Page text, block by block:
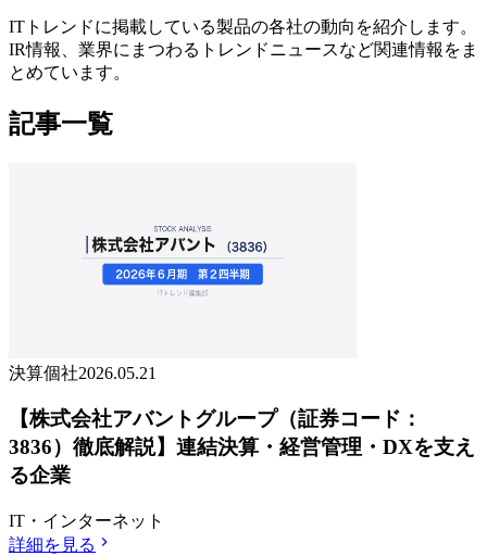
ITトレンドに掲載している製品の各社の動向を紹介します。
IR情報、業界にまつわるトレンドニュースなど関連情報をま
とめています。
記事一覧
決算個社2026.05.21
【株式会社アバントグループ（証券コード：
3836）徹底解説】連結決算・経営管理・DXを支え
る企業
IT・インターネット
詳細を見る